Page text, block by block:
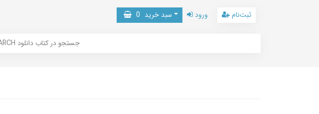
سبد خرید 0 ورود ثبت‌نام
SEARCH جستجو در کتاب دانلود